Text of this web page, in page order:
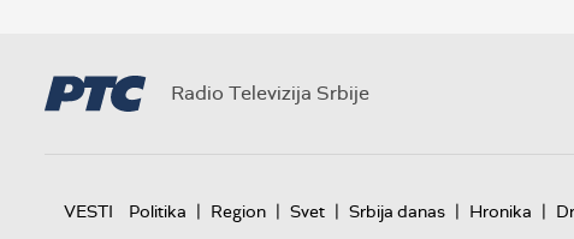
Radio Televizija Srbije
VESTI Politika | Region | Svet | Srbija danas | Hronika |